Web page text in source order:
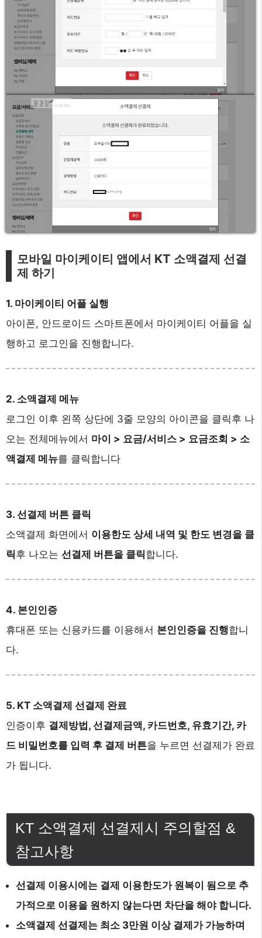
모바일 마이케이티 앱에서 KT 소액결제 선결
제 하기
1. 마이케이티 어플 실행
아이폰, 안드로이드 스마트폰에서 마이케이티 어플을 실
행하고 로그인을 진행합니다.
2. 소액결제 메뉴
로그인 이후 왼쪽 상단에 3줄 모양의 아이콘을 클릭후 나
오는 전체메뉴에서 마이 > 요금/서비스 > 요금조회 > 소
액결제 메뉴를 클릭합니다
3. 선결제 버튼 클릭
소액결제 화면에서 이용한도 상세 내역 및 한도 변경을 클
릭후 나오는 선결제 버튼을 클릭합니다.
4. 본인인증
휴대폰 또는 신용카드를 이용해서 본인인증을 진행합니
다.
5. KT 소액결제 선결제 완료
인증이후 결제방법, 선결제금액, 카드번호, 유효기간, 카
드 비밀번호를 입력 후 결제 버튼을 누르면 선결제가 완료
가 됩니다.
KT 소액결제 선결제시 주의할점 &
참고사항
선결제 이용시에는 결제 이용한도가 원복이 됨으로 추
가적으로 이용을 원하지 않는다면 차단을 해야 합니다.
소액결제 선결제는 최소 3만원 이상 결제가 가능하며